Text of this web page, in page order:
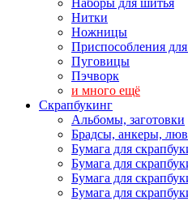
Наборы для шитья
Нитки
Ножницы
Приспособления
Пуговицы
Пэчворк
и много ещё
Скрапбукинг
Альбомы, заготовки
Брадсы, анкеры,
Бумага для
Бумага для
Бумага для
Бумага для